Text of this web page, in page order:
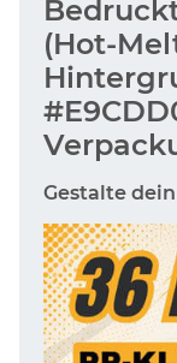
(Hot-
Gestalte